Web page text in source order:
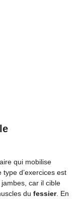
qui mobilise
d’exercices est
car il cible
du fessier. En